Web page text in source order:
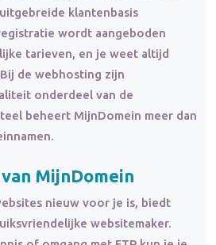
klantenbasis
wordt aangeboden
tarieven, en je weet altijd
de webhosting zijn
onderdeel van de
beheert MijnDomein meer dan
MijnDomein
nieuw voor je is, biedt
websitemaker.